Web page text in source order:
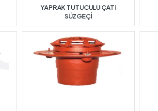
YAPRAK TUTUCULU ÇATI
SÜZGEÇİ